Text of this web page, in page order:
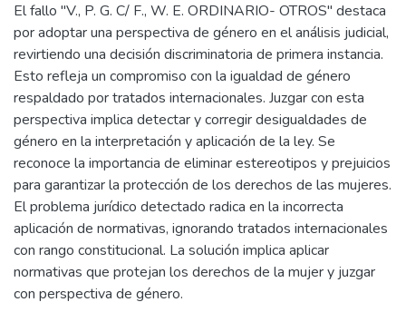
El fallo "V., P. G. C/ F., W. E. ORDINARIO- OTROS" destaca
por adoptar una perspectiva de género en el análisis judicial,
revirtiendo una decisión discriminatoria de primera instancia.
Esto refleja un compromiso con la igualdad de género
respaldado por tratados internacionales. Juzgar con esta
perspectiva implica detectar y corregir desigualdades de
género en la interpretación y aplicación de la ley. Se
reconoce la importancia de eliminar estereotipos y prejuicios
para garantizar la protección de los derechos de las mujeres.
El problema jurídico detectado radica en la incorrecta
aplicación de normativas, ignorando tratados internacionales
con rango constitucional. La solución implica aplicar
normativas que protejan los derechos de la mujer y juzgar
con perspectiva de género.